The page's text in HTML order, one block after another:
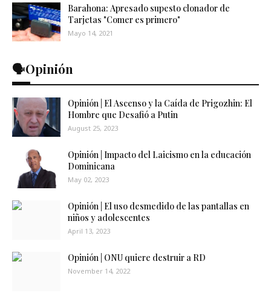
Barahona: Apresado supesto clonador de
Tarjetas "Comer es primero"
Mayo 14, 2021
🗣️Opinión
Opinión | El Ascenso y la Caída de Prigozhin: El
Hombre que Desafió a Putin
August 25, 2023
Opinión | Impacto del Laicismo en la educación
Dominicana
May 02, 2023
Opinión | El uso desmedido de las pantallas en
niños y adolescentes
April 13, 2023
Opinión | ONU quiere destruir a RD
November 14, 2022